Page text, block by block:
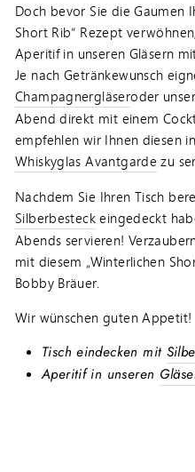
Doch bevor Sie die Gaumen
Short Rib“ Rezept
Aperitif in unseren Gläsern
Je nach Getränkewunsch
Champagnergläseroder
Abend direkt mit einem
empfehlen wir Ihnen diesen
Whiskyglas Avantgarde zu
Nachdem Sie Ihren Tisch
Silberbesteckeingedeckt
Abends servieren!
mit diesem „Winterlichen
Bobby Bräuer.
Wir wünschen guten Appetit!
Tisch eindecken mit
Aperitif in unseren